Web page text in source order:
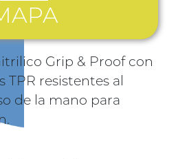
Grip & Proof con
TPR resistentes al
de la mano para